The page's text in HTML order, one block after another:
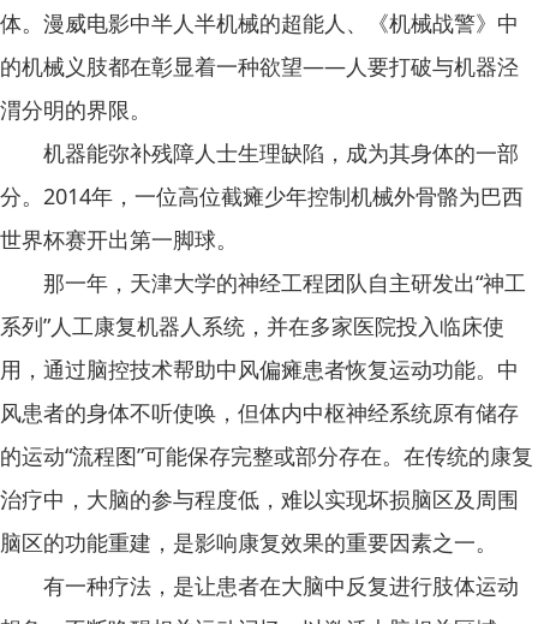
体。漫威电影中半人半机械的超能人、《机械战警》中
的机械义肢都在彰显着一种欲望——人要打破与机器泾
渭分明的界限。
机器能弥补残障人士生理缺陷，成为其身体的一部
分。2014年，一位高位截瘫少年控制机械外骨骼为巴西
世界杯赛开出第一脚球。
那一年，天津大学的神经工程团队自主研发出“神工
系列”人工康复机器人系统，并在多家医院投入临床使
用，通过脑控技术帮助中风偏瘫患者恢复运动功能。中
风患者的身体不听使唤，但体内中枢神经系统原有储存
的运动“流程图”可能保存完整或部分存在。在传统的康复
治疗中，大脑的参与程度低，难以实现坏损脑区及周围
脑区的功能重建，是影响康复效果的重要因素之一。
有一种疗法，是让患者在大脑中反复进行肢体运动